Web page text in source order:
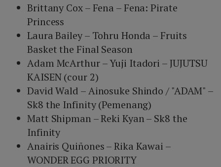
Brittany Cox – Fena – Fena: Pirate
Princess
Laura Bailey – Tohru Honda – Fruits
Basket the Final Season
Adam McArthur – Yuji Itadori – JUJUTSU
KAISEN (cour 2)
David Wald – Ainosuke Shindo / "ADAM" –
Sk8 the Infinity (Pemenang)
Matt Shipman – Reki Kyan – Sk8 the
Infinity
Anairis Quiñones – Rika Kawai –
WONDER EGG PRIORITY